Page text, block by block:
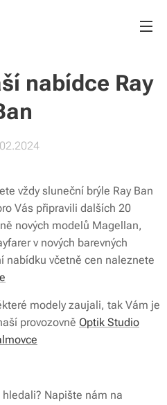
nabídce Ray
vždy sluneční brýle Ray Ban
Vás připravili dalších 20
nových modelů Magellan,
v nových barevných
nabídku včetně cen naleznete
modely zaujali, tak Vám je
provozovně Optik Studio
Napište nám na